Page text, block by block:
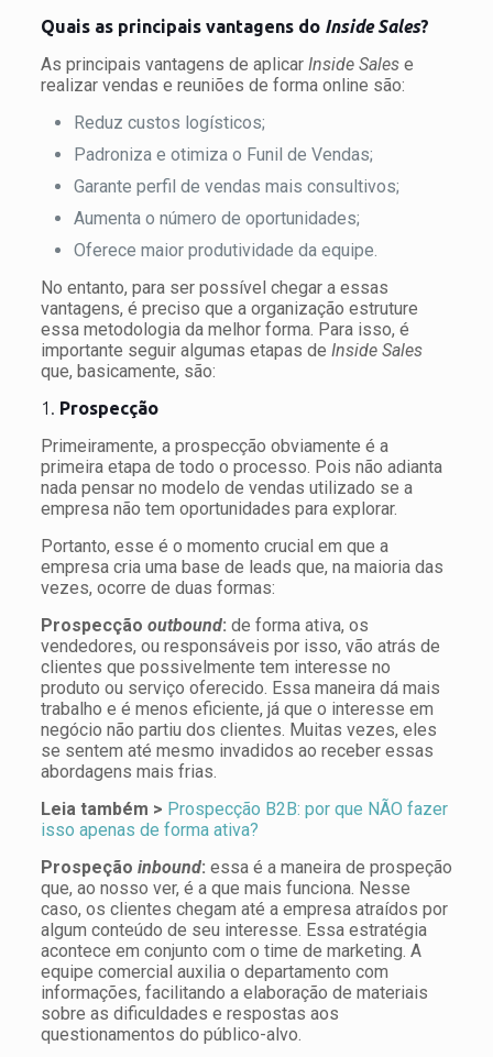
Quais as principais vantagens do Inside Sales?
As principais vantagens de aplicar Inside Salese
realizar vendas e reuniões de forma online são:
Reduz custos logísticos;
Padroniza e otimiza o Funil de Vendas;
Garante perfil de vendas mais consultivos;
Aumenta o número de oportunidades;
Oferece maior produtividade da equipe.
No entanto, para ser possível chegar a essas
vantagens, é preciso que a organização estruture
essa metodologia da melhor forma. Para isso, é
importante seguir algumas etapas de Inside Sales
que, basicamente, são:
1. Prospecção
Primeiramente, a prospecção obviamente é a
primeira etapa de todo o processo. Pois não adianta
nada pensar no modelo de vendas utilizado se a
empresa não tem oportunidades para explorar.
Portanto, esse é o momento crucial em que a
empresa cria uma base de leads que, na maioria das
vezes, ocorre de duas formas:
Prospecção outbound: de forma ativa, os
vendedores, ou responsáveis por isso, vão atrás de
clientes que possivelmente tem interesse no
produto ou serviço oferecido. Essa maneira dá mais
trabalho e é menos eficiente, já que o interesse em
negócio não partiu dos clientes. Muitas vezes, eles
se sentem até mesmo invadidos ao receber essas
abordagens mais frias.
Leia também > Prospecção B2B: por que NÃO fazer
isso apenas de forma ativa?
Prospeção inbound: essa é a maneira de prospeção
que, ao nosso ver, é a que mais funciona. Nesse
caso, os clientes chegam até a empresa atraídos por
algum conteúdo de seu interesse. Essa estratégia
acontece em conjunto com o time de marketing. A
equipe comercial auxilia o departamento com
informações, facilitando a elaboração de materiais
sobre as dificuldades e respostas aos
questionamentos do público-alvo.